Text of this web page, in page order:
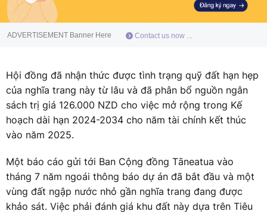
ADVERTISEMENT Banner Here Contact us now ...
Hội đồng đã nhận thức được tình trạng quỹ đất hạn hẹp
của nghĩa trang này từ lâu và đã phân bổ nguồn ngân
sách trị giá 126.000 NZD cho việc mở rộng trong Kế
hoạch dài hạn 2024-2034 cho năm tài chính kết thúc
vào năm 2025.
Một báo cáo gửi tới Ban Cộng đồng Tāneatua vào
tháng 7 năm ngoái thông báo dự án đã bắt đầu và một
vùng đất ngập nước nhỏ gần nghĩa trang đang được
khảo sát. Việc phải đánh giá khu đất này dựa trên Tiêu